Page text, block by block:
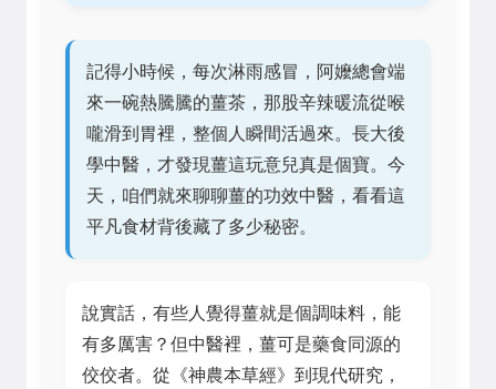
記得小時候，每次淋雨感冒，阿嬤總會端
來一碗熱騰騰的薑茶，那股辛辣暖流從喉
嚨滑到胃裡，整個人瞬間活過來。長大後
學中醫，才發現薑這玩意兒真是個寶。今
天，咱們就來聊聊薑的功效中醫，看看這
平凡食材背後藏了多少秘密。
說實話，有些人覺得薑就是個調味料，能
有多厲害？但中醫裡，薑可是藥食同源的
佼佼者。從《神農本草經》到現代研究，